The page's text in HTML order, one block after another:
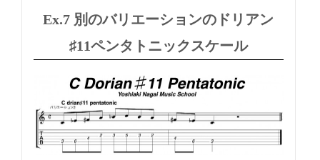
Ex.7 別のバリエーションのドリアン
♯11ペンタトニックスケール